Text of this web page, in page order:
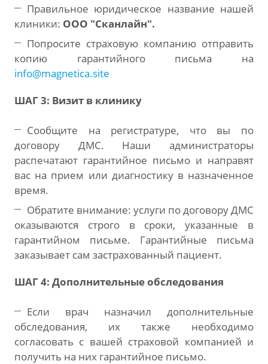
Правильное юридическое название нашей
клиники: ООО "Сканлайн".
Попросите страховую компанию отправить
копию гарантийного письма на
info@magnetica.site
ШАГ 3: Визит в клинику
Сообщите на регистратуре, что вы по
договору ДМС. Наши администраторы
распечатают гарантийное письмо и направят
вас на прием или диагностику в назначенное
время.
Обратите внимание: услуги по договору ДМС
оказываются строго в сроки, указанные в
гарантийном письме. Гарантийные письма
заказывает сам застрахованный пациент.
ШАГ 4: Дополнительные обследования
Если врач назначил дополнительные
обследования, их также необходимо
согласовать с вашей страховой компанией и
получить на них гарантийное письмо.